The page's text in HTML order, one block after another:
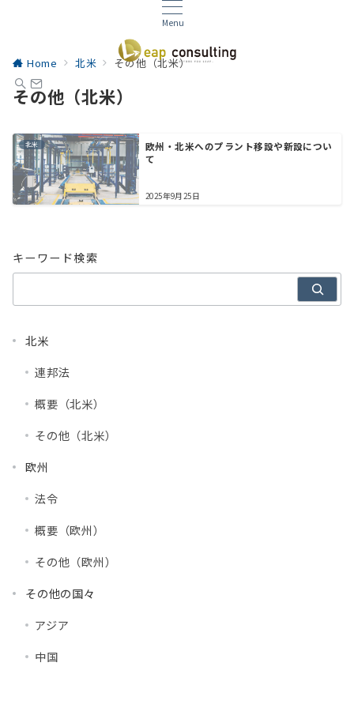
Menu
Home 北米 その他（北米）
その他（北米）
北米
欧州・北米へのプラント移設や新設につい
て
2025年9月25日
キーワード検索
北米
連邦法
概要（北米）
その他（北米）
欧州
法令
概要（欧州）
その他（欧州）
その他の国々
アジア
中国